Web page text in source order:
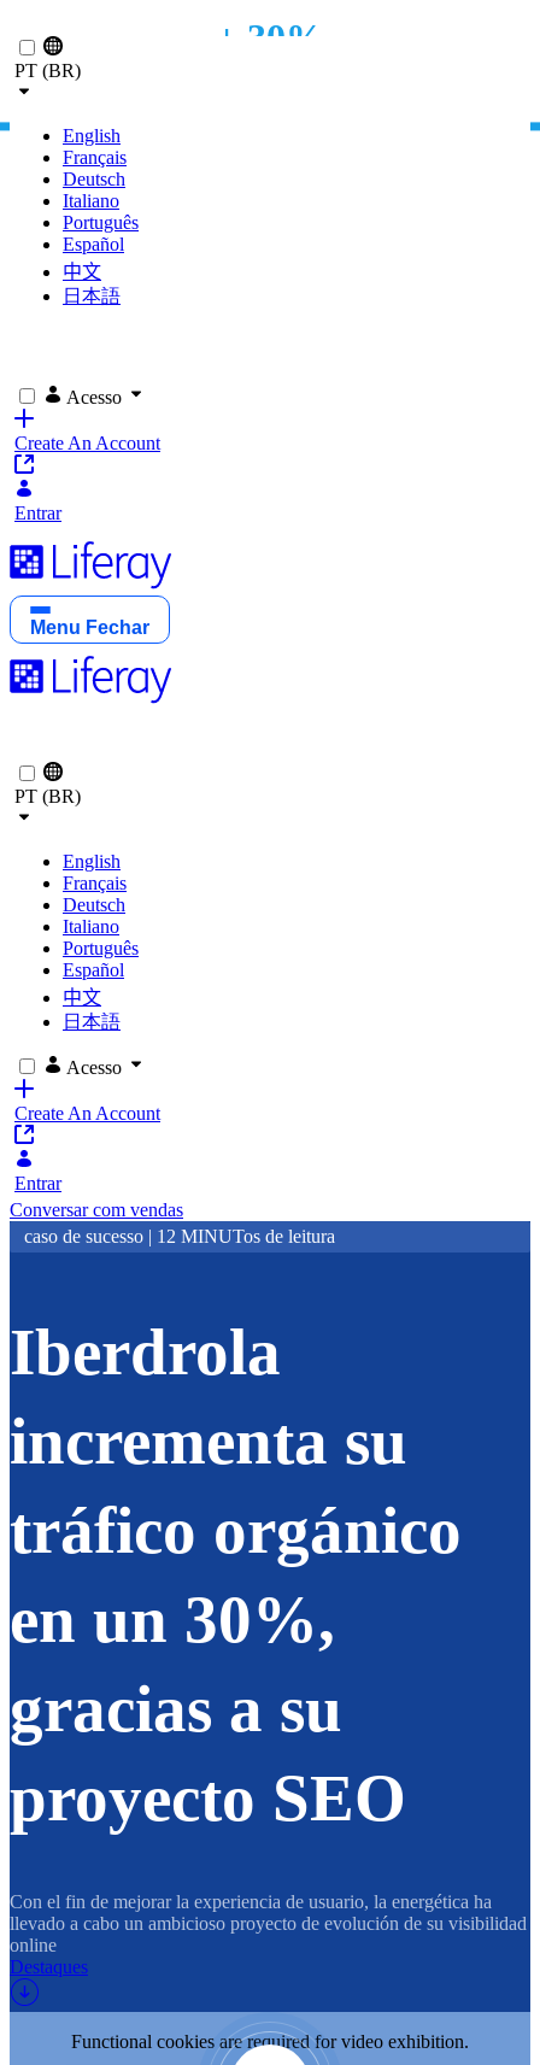
PT (BR)
English
Français
Deutsch
Italiano
Português
Español
中文
日本語
Acesso
Create An Account
Entrar
Menu Fechar
PT (BR)
English
Français
Deutsch
Italiano
Português
Español
中文
日本語
Acesso
Create An Account
Entrar
Conversar com vendas
caso de sucesso | 12 MINUTos de leitura
Iberdrola
incrementa su
tráfico orgánico
en un 30%,
gracias a su
proyecto SEO
Con el fin de mejorar la experiencia de usuario, la energética ha
llevado a cabo un ambicioso proyecto de evolución de su visibilidad
online
Destaques
Functional cookies are required for video exhibition.
+ 30%